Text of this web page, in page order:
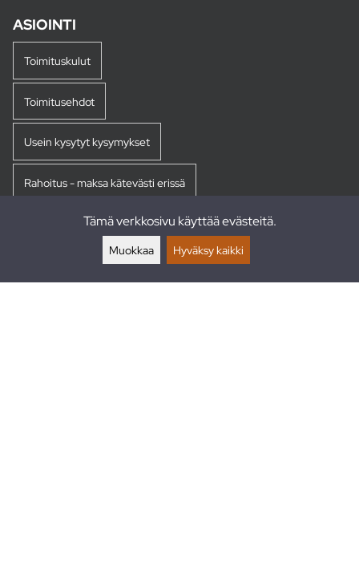
ASIOINTI
Toimituskulut
Toimitusehdot
Usein kysytyt kysymykset
Rahoitus - maksa kätevästi erissä
Tämä verkkosivu käyttää evästeitä.
Muokkaa Hyväksy kaikki